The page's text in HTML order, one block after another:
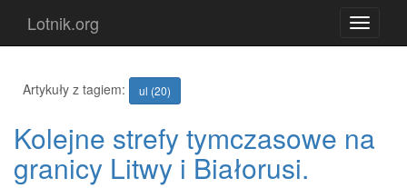
Toggle
Lotnik.org
Artykuły z tagiem: ul (20)
Kolejne strefy tymczasowe na
granicy Litwy i Białorusi.